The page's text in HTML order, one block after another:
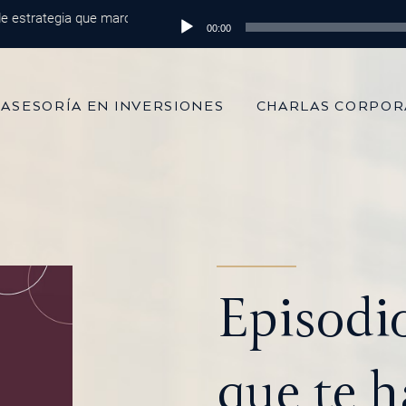
que marca la diferencia Episodio 215: De 100 mil dólares
Reproductor
00:00
ASESORÍA EN INVERSIONES CHARLAS
que te